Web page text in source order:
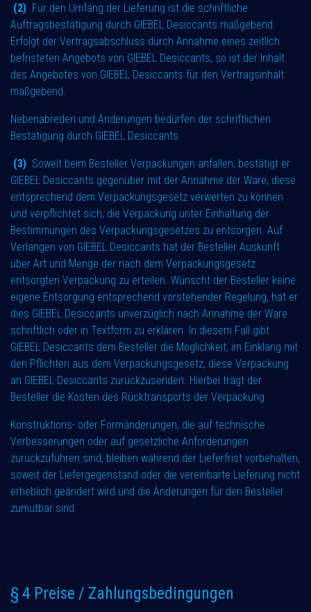
(2) Für den Umfang der Lieferung ist die schriftliche
Auftragsbestätigung durch GIEBEL Desiccants maßgebend.
Erfolgt der Vertragsabschluss durch Annahme eines zeitlich
befristeten Angebots von GIEBEL Desiccants, so ist der Inhalt
des Angebotes von GIEBEL Desiccants für den Vertragsinhalt
maßgebend.
Nebenabreden und Änderungen bedürfen der schriftlichen
Bestätigung durch GIEBEL Desiccants.
(3) Soweit beim Besteller Verpackungen anfallen, bestätigt er
GIEBEL Desiccants gegenüber mit der Annahme der Ware, diese
entsprechend dem Verpackungsgesetz verwerten zu können
und verpflichtet sich, die Verpackung unter Einhaltung der
Bestimmungen des Verpackungsgesetzes zu entsorgen. Auf
Verlangen von GIEBEL Desiccants hat der Besteller Auskunft
über Art und Menge der nach dem Verpackungsgesetz
entsorgten Verpackung zu erteilen. Wünscht der Besteller keine
eigene Entsorgung entsprechend vorstehender Regelung, hat er
dies GIEBEL Desiccants unverzüglich nach Annahme der Ware
schriftlich oder in Textform zu erklären. In diesem Fall gibt
GIEBEL Desiccants dem Besteller die Möglichkeit, im Einklang mit
den Pflichten aus dem Verpackungsgesetz, diese Verpackung
an GIEBEL Desiccants zurückzusenden. Hierbei trägt der
Besteller die Kosten des Rücktransports der Verpackung.
Konstruktions- oder Formänderungen, die auf technische
Verbesserungen oder auf gesetzliche Anforderungen
zurückzuführen sind, bleiben während der Lieferfrist vorbehalten,
soweit der Liefergegenstand oder die vereinbarte Lieferung nicht
erheblich geändert wird und die Änderungen für den Besteller
zumutbar sind.
§ 4 Preise / Zahlungsbedingungen